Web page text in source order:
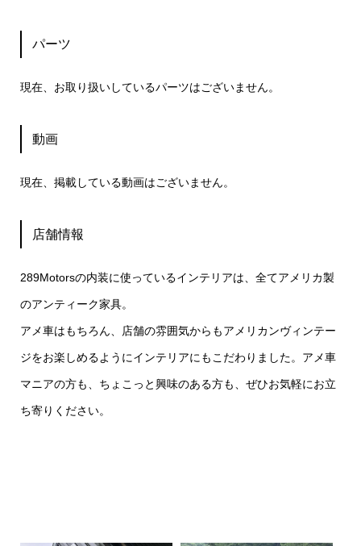
パーツ
現在、お取り扱いしているパーツはございません。
動画
現在、掲載している動画はございません。
店舗情報
289Motorsの内装に使っているインテリアは、全てアメリカ製
のアンティーク家具。
アメ車はもちろん、店舗の雰囲気からもアメリカンヴィンテー
ジをお楽しめるようにインテリアにもこだわりました。アメ車
マニアの方も、ちょこっと興味のある方も、ぜひお気軽にお立
ち寄りください。